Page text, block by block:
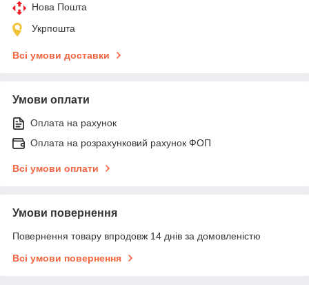
Нова Пошта
Укрпошта
Всі умови доставки
Умови оплати
Оплата на рахунок
Оплата на розрахунковий рахунок ФОП
Всі умови оплати
Умови повернення
Повернення товару впродовж 14 днів за домовленістю
Всі умови повернення